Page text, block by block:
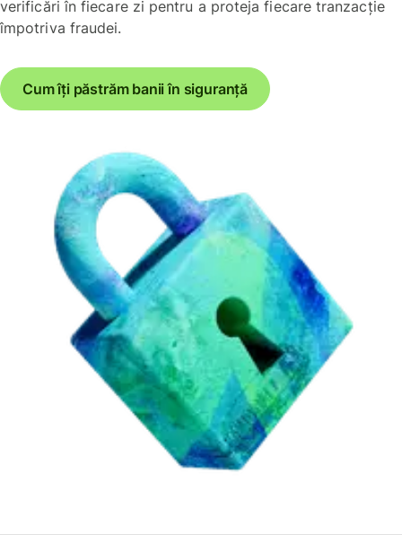
verificări în fiecare zi pentru a proteja fiecare tranzacție
împotriva fraudei.
Cum îți păstrăm banii în siguranță